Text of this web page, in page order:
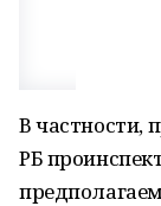
В частности,
РБ